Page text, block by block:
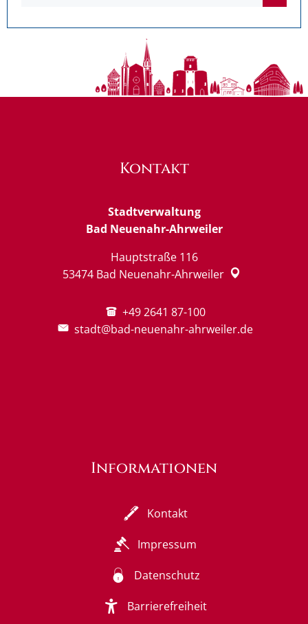
Kontakt
Stadtverwaltung
Bad Neuenahr-Ahrweiler
Hauptstraße 116
53474 Bad Neuenahr-Ahrweiler
+49 2641 87-100
stadt@bad-neuenahr-ahrweiler.de
Informationen
Kontakt
Impressum
Datenschutz
Barrierefreiheit